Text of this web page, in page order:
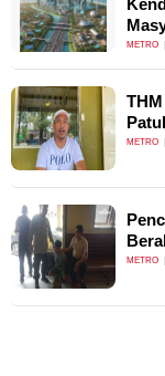
METRO
METRO
METRO